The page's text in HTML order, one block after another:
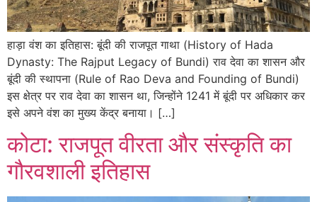
हाड़ा वंश का इतिहास: बूंदी की राजपूत गाथा (History of Hada
Dynasty: The Rajput Legacy of Bundi) राव देवा का शासन और
बूंदी की स्थापना (Rule of Rao Deva and Founding of Bundi)
इस क्षेत्र पर राव देवा का शासन था, जिन्होंने 1241 में बूंदी पर अधिकार कर
इसे अपने वंश का मुख्य केंद्र बनाया। […]
कोटा: राजपूत वीरता और संस्कृति का
गौरवशाली इतिहास